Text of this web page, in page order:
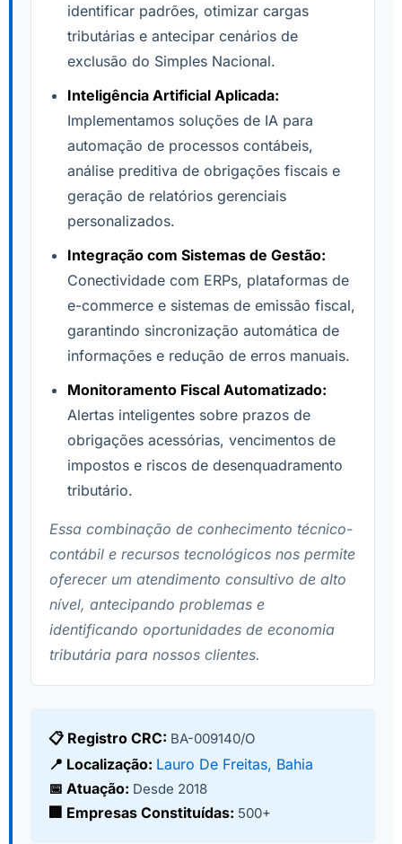
identificar padrões, otimizar cargas
tributárias e antecipar cenários de
exclusão do Simples Nacional.
Inteligência Artificial Aplicada:
Implementamos soluções de IA para
automação de processos contábeis,
análise preditiva de obrigações fiscais e
geração de relatórios gerenciais
personalizados.
Integração com Sistemas de Gestão:
Conectividade com ERPs, plataformas de
e-commerce e sistemas de emissão fiscal,
garantindo sincronização automática de
informações e redução de erros manuais.
Monitoramento Fiscal Automatizado:
Alertas inteligentes sobre prazos de
obrigações acessórias, vencimentos de
impostos e riscos de desenquadramento
tributário.
Essa combinação de conhecimento técnico-
contábil e recursos tecnológicos nos permite
oferecer um atendimento consultivo de alto
nível, antecipando problemas e
identificando oportunidades de economia
tributária para nossos clientes.
📋 Registro CRC: BA-009140/O
📍 Localização: Lauro De Freitas, Bahia
📅 Atuação: Desde 2018
🏢 Empresas Constituídas: 500+